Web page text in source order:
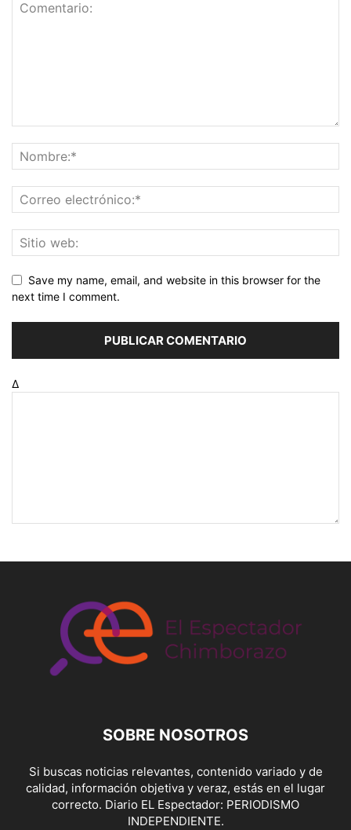
Save my name, email, and website in this browser for the
next time I comment.
Δ
SOBRE NOSOTROS
Si buscas noticias relevantes, contenido variado y de
calidad, información objetiva y veraz, estás en el lugar
correcto. Diario EL Espectador: PERIODISMO
INDEPENDIENTE.